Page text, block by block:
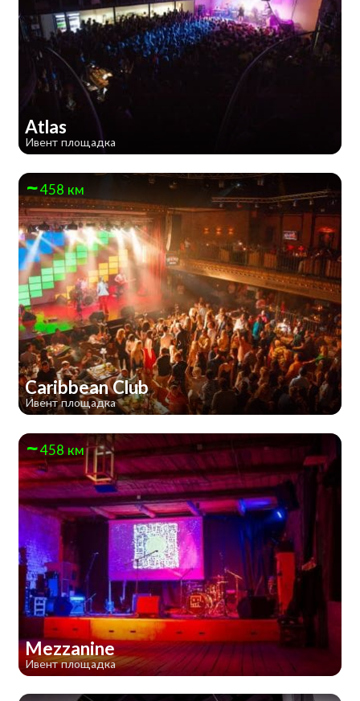
Atlas
Ивент площадка
458 км
Caribbean Club
Ивент площадка
458 км
Mezzanine
Ивент площадка